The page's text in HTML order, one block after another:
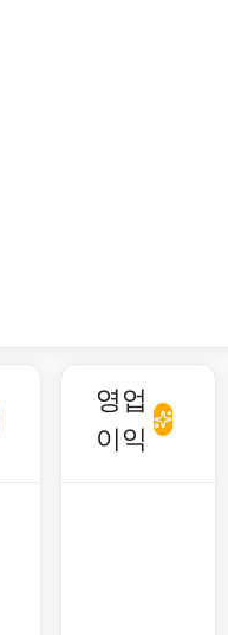
영업
이익